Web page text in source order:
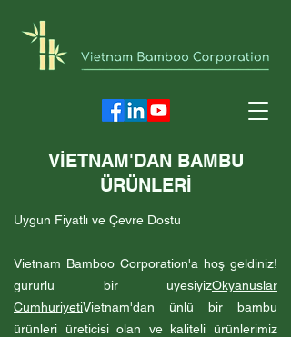
VİETNAM'DAN BAMBU
ÜRÜNLERİ
Uygun Fiyatlı ve Çevre Dostu
Vietnam Bamboo Corporation'a hoş geldiniz!
gururlu bir üyesiyizOkyanuslar
CumhuriyetiVietnam'dan ünlü bir bambu
ürünleri üreticisi olan ve kaliteli ürünlerimiz